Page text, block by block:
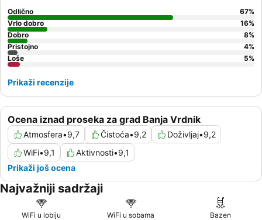
Ocena iznad proseka za grad Banja Vrdnik
Atmosfera•9,7 Čistoća•9,2 Doživljaj•9,2
WiFi•9,1 Aktivnosti•9,1
Prikaži još ocena
Odlično 67%
Vrlo dobro
16%
Dobro
8%
Pristojno
4%
Loše
5%
Prikaži recenzije
Najvažniji sadržaji
WiFi u lobiju WiFi u sobama Bazen